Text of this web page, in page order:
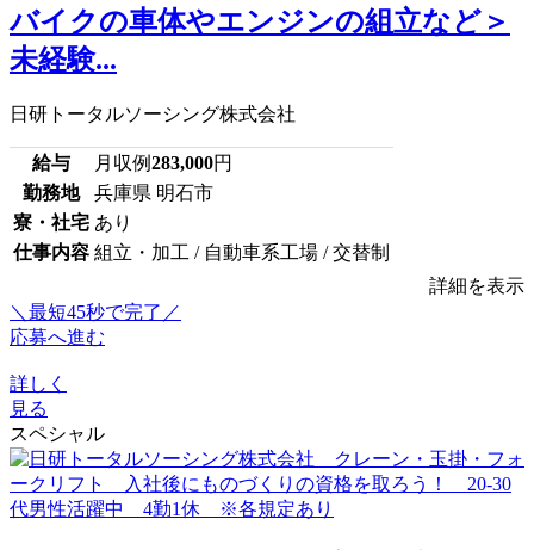
バイクの車体やエンジンの組立など＞
未経験...
日研トータルソーシング株式会社
給与 月収例283,000円
勤務地
兵庫県 明石市
寮・社宅 あり
仕事内容 組立・加工 / 自動車系工場 / 交替制
詳細を表示
＼最短45秒で完了／
応募へ進む
詳しく
見る
スペシャル